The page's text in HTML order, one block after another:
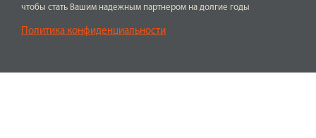
чтобы стать Вашим надежным партнером на долгие годы
Политика конфиденциальности